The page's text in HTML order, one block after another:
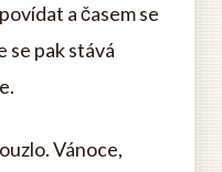
a časem se
se pak stává
Vánoce,